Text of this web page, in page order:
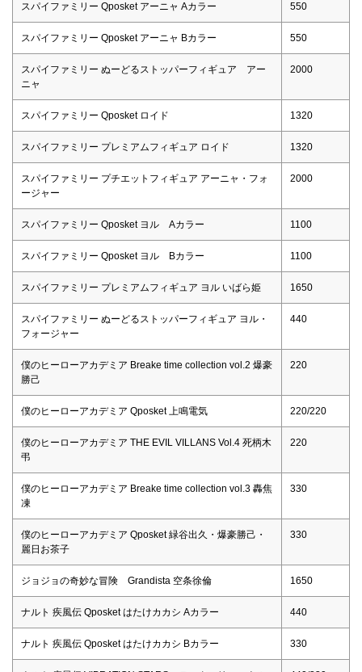
スパイファミリー Qposket アーニャ Aカラー 550
スパイファミリー Qposket アーニャ Bカラー 550
スパイファミリー ぬーどるストッパーフィギュア アー
ニャ
2000
スパイファミリー Qposket ロイド 1320
スパイファミリー プレミアムフィギュア ロイド 1320
スパイファミリー プチエットフィギュア アーニャ・フォ
ージャー
2000
スパイファミリー Qposket ヨル Aカラー 1100
スパイファミリー Qposket ヨル Bカラー 1100
スパイファミリー プレミアムフィギュア ヨル いばら姫 1650
スパイファミリー ぬーどるストッパーフィギュア ヨル・
フォージャー
440
僕のヒーローアカデミア Breake time collection vol.2 爆豪
勝己
220
僕のヒーローアカデミア Qposket 上鳴電気 220/220
僕のヒーローアカデミア THE EVIL VILLANS Vol.4 死柄木
弔
220
僕のヒーローアカデミア Breake time collection vol.3 轟焦
凍
330
僕のヒーローアカデミア Qposket 緑谷出久・爆豪勝己・
麗日お茶子
330
ジョジョの奇妙な冒険 Grandista 空条徐倫 1650
ナルト 疾風伝 Qposket はたけカカシ Aカラー 440
ナルト 疾風伝 Qposket はたけカカシ Bカラー 330